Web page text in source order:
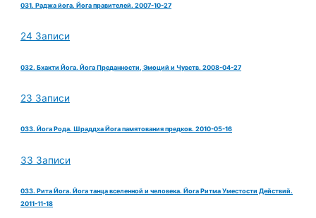
031. Раджа йога. Йога правителей. 2007-10-27
24 Записи
032. Бхакти Йога. Йога Преданности, Эмоций и Чувств. 2008-04-27
23 Записи
033. Йога Рода. Шраддха Йога памятования предков. 2010-05-16
33 Записи
033. Рита Йога. Йога танца вселенной и человека. Йога Ритма Уместости Действий.
2011-11-18